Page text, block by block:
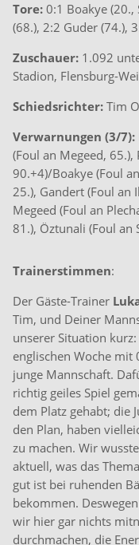
Tore: 0:1 Boakye (20.,
(68.), 2:2 Guder (74.),
Zuschauer: 1.092
Stadion, Flensburg-
Schiedsrichter: Tim
Verwarnungen (3/7):
(Foul an Megeed,
90.+4)/Boakye (Foul
25.), Gandert (Foul an
Megeed (Foul an
81.), Öztunali (Foul an
Trainerstimmen:
Der Gäste-Trainer
Tim, und Deiner
unserer Situation
englischen Woche mit
junge Mannschaft.
richtig geiles Spiel
dem Platz gehabt; die
den Plan, haben
zu machen. Wir
aktuell, was das
gut ist bei ruhenden
bekommen.
wir hier gar nichts
durchmachen, die